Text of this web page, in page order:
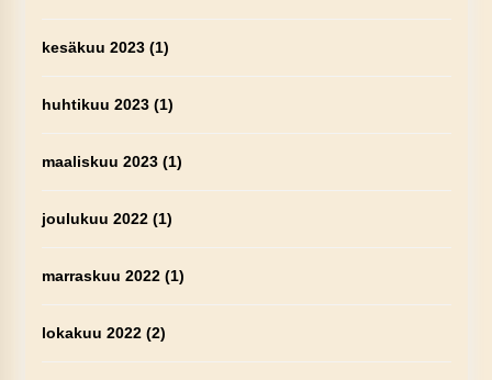
kesäkuu 2023(1)
huhtikuu 2023(1)
maaliskuu 2023(1)
joulukuu 2022(1)
marraskuu 2022(1)
lokakuu 2022(2)